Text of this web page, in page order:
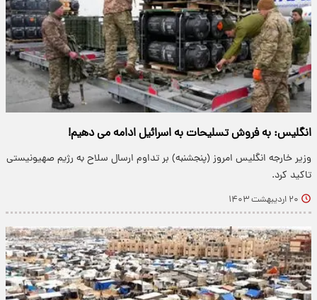
انگلیس: به فروش تسلیحات به اسرائیل ادامه می دهیم!
وزیر خارجه انگلیس امروز (پنجشنبه) بر تداوم ارسال سلاح به رژیم صهیونیستی
تاکید کرد.
۲۰ اردیبهشت ۱۴۰۳